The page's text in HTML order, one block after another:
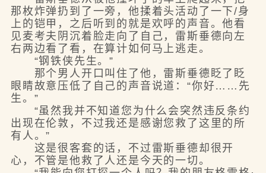
那枚炸弹扔到了一旁，他揉着头活动了一下/身
上的铠甲，之后听到的就是欢呼的声音。他看
见麦考夫阴沉着脸走向了自己，雷斯垂德向左
右两边看了看，在算计如何马上逃走。
“钢铁侠先生。”
那个男人开口叫住了他，雷斯垂德眨了眨
眼睛故意压低了自己的声音说道：“你好……先
生。”
“虽然我并不知道您为什么会突然违反条约
出现在伦敦，不过我还是感谢您救了这里的所
有人。”
这是很客套的话，不过雷斯垂德却很开
心，不管是他救了人还是今天的一切。